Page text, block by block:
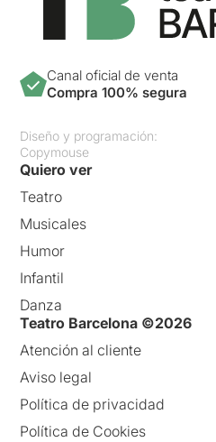
Canal oficial de venta
Compra 100% segura
Diseño y programación:
Copymouse
Quiero ver
Teatro
Musicales
Humor
Infantil
Danza
Teatro Barcelona ©2026
Atención al cliente
Aviso legal
Política de privacidad
Política de Cookies